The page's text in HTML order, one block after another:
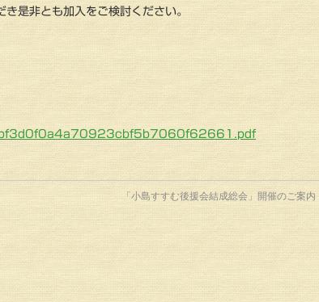
き是非とも加入をご検討ください。
「小島すすむ後援会結成総会」開催のご案内